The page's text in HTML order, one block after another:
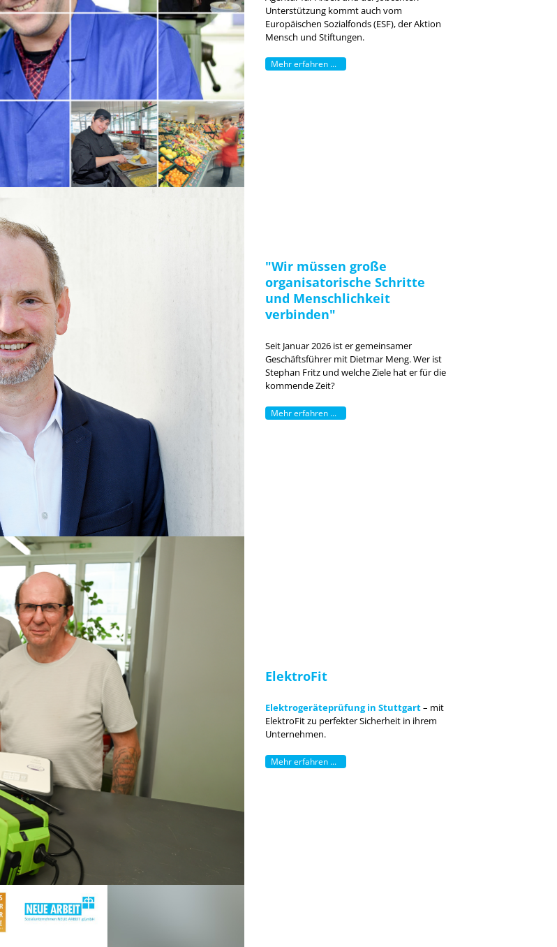
Unterstützung kommt auch vom
Europäischen Sozialfonds (ESF), der Aktion
Mensch und Stiftungen.
Mehr erfahren ...
"Wir müssen große
organisatorische Schritte
und Menschlichkeit
verbinden"
Seit Januar 2026 ist er gemeinsamer
Geschäftsführer mit Dietmar Meng. Wer ist
Stephan Fritz und welche Ziele hat er für die
kommende Zeit?
Mehr erfahren ...
ElektroFit
Elektrogeräteprüfung in Stuttgart– mit
ElektroFit zu perfekter Sicherheit in ihrem
Unternehmen.
Mehr erfahren ...